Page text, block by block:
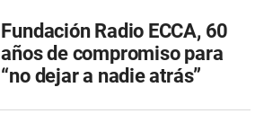
Fundación Radio ECCA, 60
años de compromiso para
“no dejar a nadie atrás”